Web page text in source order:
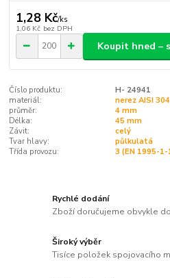
1,28 Kč/ks
1,06 Kč bez DPH
Koupit hned –
Číslo produktu:
H- 24941
materiál:
nerez AISI 304
průměr:
4 mm
Délka:
45 mm
Závit:
celý
Tvar hlavy:
půlkulatá
Třída provozu:
3 (EN 1995-1-
Rychlé dodání
Zboží doručujeme obvykle
Široký výběr
Tisíce položek spojovacího